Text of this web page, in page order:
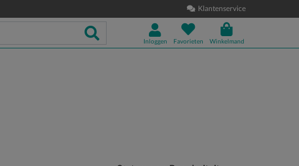
Klantenservice
Inloggen Favorieten Winkelmand